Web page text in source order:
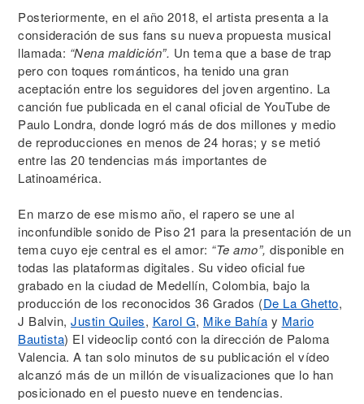
Posteriormente, en el año 2018, el artista presenta a la
consideración de sus fans su nueva propuesta musical
llamada: “Nena maldición”. Un tema que a base de trap
pero con toques románticos, ha tenido una gran
aceptación entre los seguidores del joven argentino. La
canción fue publicada en el canal oficial de YouTube de
Paulo Londra, donde logró más de dos millones y medio
de reproducciones en menos de 24 horas; y se metió
entre las 20 tendencias más importantes de
Latinoamérica.
En marzo de ese mismo año, el rapero se une al
inconfundible sonido de Piso 21 para la presentación de un
tema cuyo eje central es el amor: “Te amo”, disponible en
todas las plataformas digitales. Su video oficial fue
grabado en la ciudad de Medellín, Colombia, bajo la
producción de los reconocidos 36 Grados (De La Ghetto,
J Balvin, Justin Quiles, Karol G, Mike Bahía y Mario
Bautista) El videoclip contó con la dirección de Paloma
Valencia. A tan solo minutos de su publicación el vídeo
alcanzó más de un millón de visualizaciones que lo han
posicionado en el puesto nueve en tendencias.